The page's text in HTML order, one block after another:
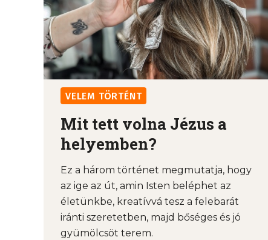
VELEM TÖRTÉNT
Mit tett volna Jézus a
helyemben?
Ez a három történet megmutatja, hogy
az ige az út, amin Isten beléphet az
életünkbe, kreatívvá tesz a felebarát
iránti szeretetben, majd bőséges és jó
gyümölcsöt terem.